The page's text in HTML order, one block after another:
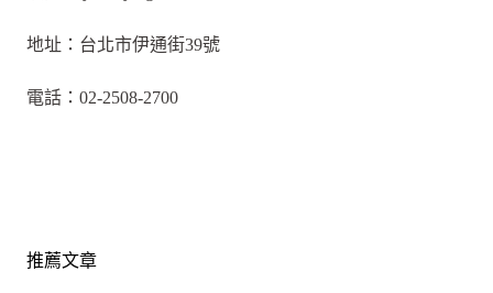
地址：台北市伊通街39號
電話：02-2508-2700
推薦文章